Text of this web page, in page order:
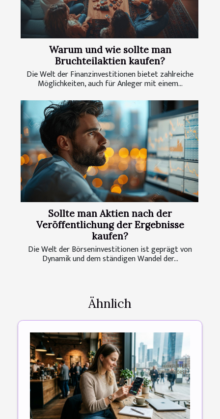
Warum und wie sollte man
Bruchteilaktien kaufen?
Die Welt der Finanzinvestitionen bietet zahlreiche
Möglichkeiten, auch für Anleger mit einem...
Sollte man Aktien nach der
Veröffentlichung der Ergebnisse
kaufen?
Die Welt der Börseninvestitionen ist geprägt von
Dynamik und dem ständigen Wandel der...
Ähnlich